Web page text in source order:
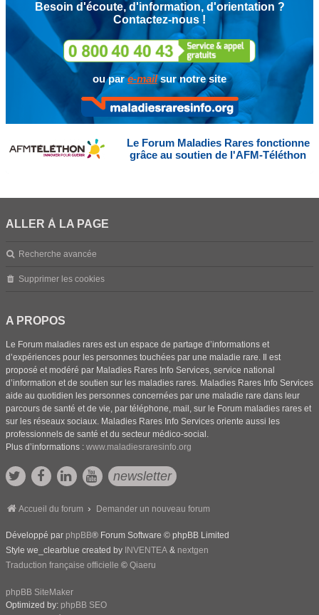
Besoin d'écoute, d'information, d'orientation ?
Contactez-nous !
ou pare-mailsur notre site
Le Forum Maladies Rares fonctionne
grâce au soutien de l'AFM-Téléthon
ALLER À LA PAGE
Recherche avancée
Supprimer les cookies
A PROPOS
Le Forum maladies rares est un espace de partage d’informations et
d’expériences pour les personnes touchées par une maladie rare. Il est
proposé et modéré par Maladies Rares Info Services, service national
d’information et de soutien sur les maladies rares. Maladies Rares Info Services
aide au quotidien les personnes concernées par une maladie rare dans leur
parcours de santé et de vie, par téléphone, mail, sur le Forum maladies rares et
sur les réseaux sociaux. Maladies Rares Info Services oriente aussi les
professionnels de santé et du secteur médico-social.
Plus d’informations : www.maladiesraresinfo.org
newsletter
Accueil du forum Demander un nouveau forum
Développé par phpBB® Forum Software © phpBB Limited
Style we_clearblue created by INVENTEA & nextgen
Traduction française officielle © Qiaeru
phpBB SiteMaker
Optimized by: phpBB SEO